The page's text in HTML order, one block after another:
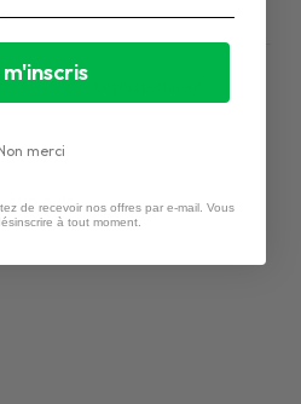
0
avis
merci
de recevoir nos offres par e-mail. Vous
à tout moment.